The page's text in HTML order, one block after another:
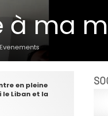
à ma
Evenements
en pleine
Liban et la